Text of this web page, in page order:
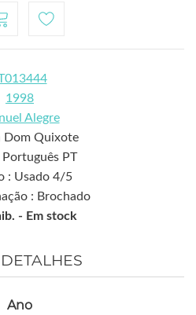
1998
Alegre
Dom Quixote
Português PT
: Usado 4/5
: Brochado
- Em stock
Ano